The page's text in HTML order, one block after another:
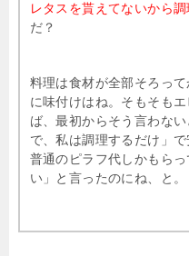
レタスを貰えてないから
だ？
料理は食材が全部そろっ
に味付けはね。そもそも
ば、最初からそう言わな
で、私は調理するだけ」
普通のピラフ代しかもら
い」と言ったのにね、と。